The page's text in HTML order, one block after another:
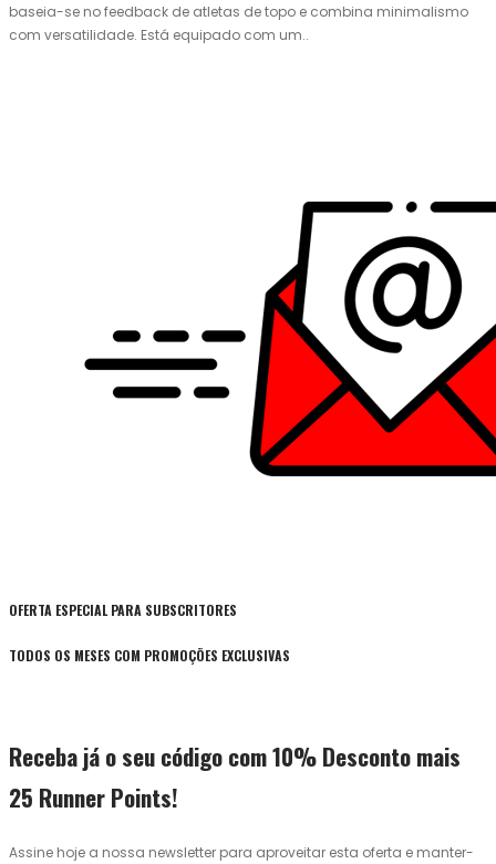
baseia-se no feedback de atletas de topo e combina minimalismo
com versatilidade. Está equipado com um..
OFERTA ESPECIAL PARA SUBSCRITORES
TODOS OS MESES COM PROMOÇÕES EXCLUSIVAS
Receba já o seu código com 10% Desconto mais
25 Runner Points!
Assine hoje a nossa newsletter para aproveitar esta oferta e manter-